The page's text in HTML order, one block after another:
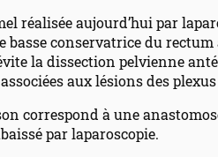
réalisée aujourd’hui par
basse conservatrice du rectum
la dissection pelvienne
aux lésions des
correspond à une
par laparoscopie.